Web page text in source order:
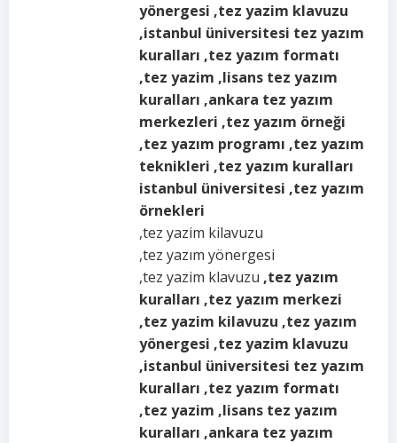
yönergesi ,tez yazim klavuzu
,istanbul üniversitesi tez yazım
kuralları ,tez yazım formatı
,tez yazim ,lisans tez yazım
kuralları ,ankara tez yazım
merkezleri ,tez yazım örneği
,tez yazım programı ,tez yazım
teknikleri ,tez yazım kuralları
istanbul üniversitesi ,tez yazım
örnekleri
,tez yazim kilavuzu
,tez yazım yönergesi
,tez yazim klavuzu ,tez yazım
kuralları ,tez yazım merkezi
,tez yazim kilavuzu ,tez yazım
yönergesi ,tez yazim klavuzu
,istanbul üniversitesi tez yazım
kuralları ,tez yazım formatı
,tez yazim ,lisans tez yazım
kuralları ,ankara tez yazım